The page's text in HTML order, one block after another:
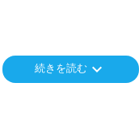
れるように頑張っていま
やLINEWORKS、クラウド
続きを読む keyboard_arrow_down